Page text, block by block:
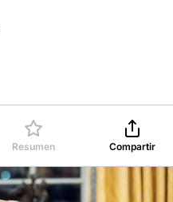
Resumen Compartir